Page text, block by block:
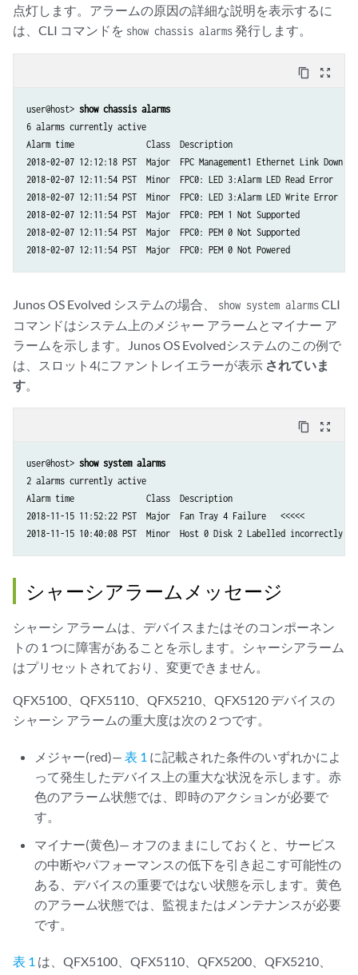
点灯します。アラームの原因の詳細な説明を表示するに
は、CLI コマンドを show chassis alarms発行します。
content_copy zoom_out_map
user@host> show chassis alarms
6 alarms currently active
Alarm time               Class  Description
2018-02-07 12:12:18 PST  Major  FPC Management1 Ethernet Link Down
2018-02-07 12:11:54 PST  Minor  FPC0: LED 3:Alarm LED Read Error
2018-02-07 12:11:54 PST  Minor  FPC0: LED 3:Alarm LED Write Error
2018-02-07 12:11:54 PST  Major  FPC0: PEM 1 Not Supported
2018-02-07 12:11:54 PST  Major  FPC0: PEM 0 Not Supported
Junos OS Evolved システムの場合、 show system alarmsCLI
コマンドはシステム上のメジャー アラームとマイナー ア
ラームを示します。Junos OS Evolvedシステムのこの例で
は、スロット4にファントレイエラーが表示 されていま
す。
content_copy zoom_out_map
user@host> show system alarms
2 alarms currently active
Alarm time               Class  Description
2018-11-15 11:52:22 PST  Major  Fan Tray 4 Failure   <<<<<
シャーシアラームメッセージ
シャーシ アラームは、デバイスまたはそのコンポーネン
トの 1 つに障害があることを示します。シャーシアラーム
はプリセットされており、変更できません。
QFX5100、QFX5110、QFX5210、QFX5120 デバイスの
シャーシ アラームの重大度は次の 2 つです。
メジャー(red)—表 1 に記載された条件のいずれかによ
って発生したデバイス上の重大な状況を示します。赤
色のアラーム状態では、即時のアクションが必要で
す。
マイナー(黄色)— オフのままにしておくと、サービス
の中断やパフォーマンスの低下を引き起こす可能性の
ある、デバイスの重要ではない状態を示します。黄色
のアラーム状態では、監視またはメンテナンスが必要
です。
表 1 は、QFX5100、QFX5110、QFX5200、QFX5210、